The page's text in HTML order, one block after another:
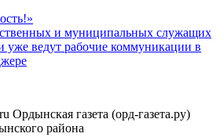
и муниципальных служащих
уже ведут рабочие коммуникации в
Ордынская газета (орд-газета.ру)
района